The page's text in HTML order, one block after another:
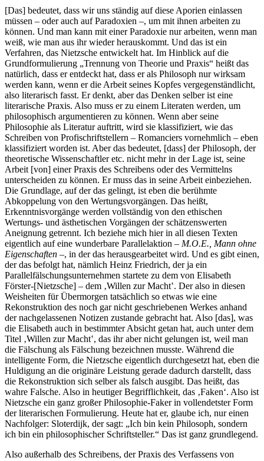
[Das] bedeutet, dass wir uns ständig auf diese Aporien einlassen
müssen – oder auch auf Paradoxien –, um mit ihnen arbeiten zu
können. Und man kann mit einer Paradoxie nur arbeiten, wenn man
weiß, wie man aus ihr wieder herauskommt. Und das ist ein
Verfahren, das Nietzsche entwickelt hat. Im Hinblick auf die
Grundformulierung „Trennung von Theorie und Praxis“ heißt das
natürlich, dass er entdeckt hat, dass er als Philosoph nur wirksam
werden kann, wenn er die Arbeit seines Kopfes vergegenständlicht,
also literarisch fasst. Er denkt, aber das Denken selber ist eine
literarische Praxis. Also muss er zu einem Literaten werden, um
philosophisch argumentieren zu können. Wenn aber seine
Philosophie als Literatur auftritt, wird sie klassifiziert, wie das
Schreiben von Profischriftstellern – Romanciers vornehmlich – eben
klassifiziert worden ist. Aber das bedeutet, [dass] der Philosoph, der
theoretische Wissenschaftler etc. nicht mehr in der Lage ist, seine
Arbeit [von] einer Praxis des Schreibens oder des Vermittelns
unterscheiden zu können. Er muss das in seine Arbeit einbeziehen.
Die Grundlage, auf der das gelingt, ist eben die berühmte
Abkoppelung von den Wertungsvorgängen. Das heißt,
Erkenntnisvorgänge werden vollständig von den ethischen
Wertungs- und ästhetischen Vorgängen der schätzenswerten
Aneignung getrennt. Ich beziehe mich hier in all diesen Texten
eigentlich auf eine wunderbare Parallelaktion – M.O.E., Mann ohne
Eigenschaften –, in der das herausgearbeitet wird. Und es gibt einen,
der das befolgt hat, nämlich Heinz Friedrich, der ja ein
Parallelfälschungsunternehmen startete zu dem von Elisabeth
Förster-[Nietzsche] – dem ‚Willen zur Macht‛. Der also in diesen
Weisheiten für Übermorgen tatsächlich so etwas wie eine
Rekonstruktion des noch gar nicht geschriebenen Werkes anhand
der nachgelassenen Notizen zustande gebracht hat. Also [das], was
die Elisabeth auch in bestimmter Absicht getan hat, auch unter dem
Titel ‚Willen zur Macht‛, das ihr aber nicht gelungen ist, weil man
die Fälschung als Fälschung bezeichnen musste. Während die
intelligente Form, die Nietzsche eigentlich durchgesetzt hat, eben die
Huldigung an die originäre Leistung gerade dadurch darstellt, dass
die Rekonstruktion sich selber als falsch ausgibt. Das heißt, das
wahre Falsche. Also in heutiger Begrifflichkeit, das ‚Faken‘. Also ist
Nietzsche ein ganz großer Philosophie-Faker in vollendetster Form
der literarischen Formulierung. Heute hat er, glaube ich, nur einen
Nachfolger: Sloterdijk, der sagt: „Ich bin kein Philosoph, sondern
ich bin ein philosophischer Schriftsteller.“ Das ist ganz grundlegend.
Also außerhalb des Schreibens, der Praxis des Verfassens von